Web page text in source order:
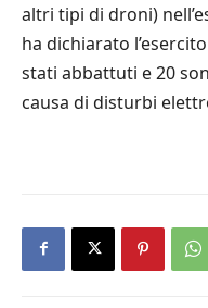
altri tipi di droni)
ha dichiarato
stati abbattuti e 20
causa di disturbi